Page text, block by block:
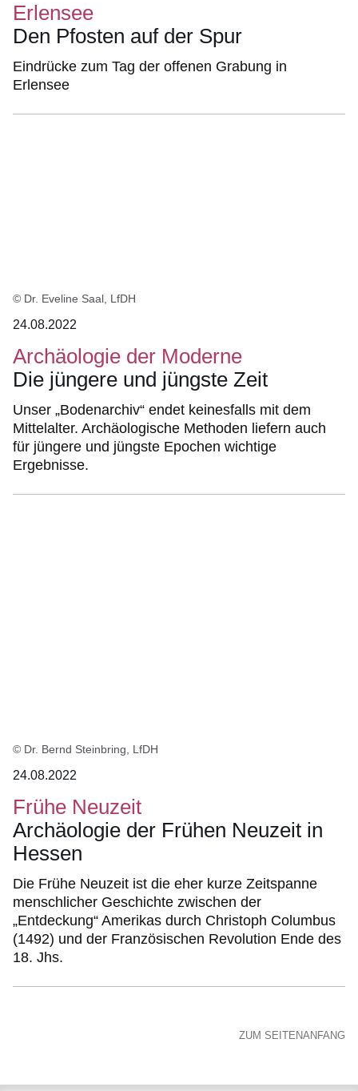
Erlensee
Den Pfosten auf der Spur
Eindrücke zum Tag der offenen Grabung in
Erlensee
© Dr. Eveline Saal, LfDH
24.08.2022
Archäologie der Moderne
Die jüngere und jüngste Zeit
Unser „Bodenarchiv“ endet keinesfalls mit dem
Mittelalter. Archäologische Methoden liefern auch
für jüngere und jüngste Epochen wichtige
Ergebnisse.
© Dr. Bernd Steinbring, LfDH
24.08.2022
Frühe Neuzeit
Archäologie der Frühen Neuzeit in
Hessen
Die Frühe Neuzeit ist die eher kurze Zeitspanne
menschlicher Geschichte zwischen der
„Entdeckung“ Amerikas durch Christoph Columbus
(1492) und der Französischen Revolution Ende des
18. Jhs.
ZUM SEITENANFANG